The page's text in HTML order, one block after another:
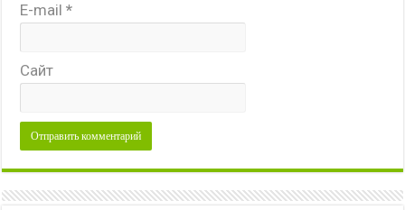
E-mail*
Сайт